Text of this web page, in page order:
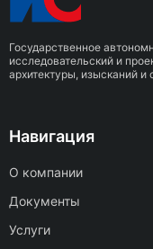
Государственное
исследовательский и
архитектуры, изысканий и
Навигация
О компании
Документы
Услуги